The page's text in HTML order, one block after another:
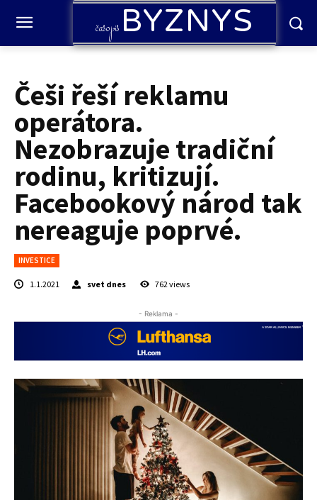
časopisBYZNYS
Češi řeší reklamu
operátora.
Nezobrazuje tradiční
rodinu, kritizují.
Facebookový národ tak
nereaguje poprvé.
INVESTICE
1.1.2021 svet dnes 762views
- Reklama -